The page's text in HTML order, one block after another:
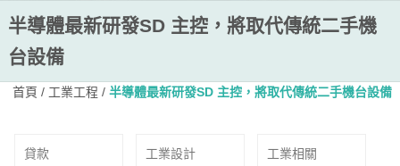
半導體最新研發SD 主控，將取代傳統二手機
台設備
首頁 / 工業工程/半導體最新研發SD 主控，將取代傳統二手機台設備
貸款 工業設計 工業相關